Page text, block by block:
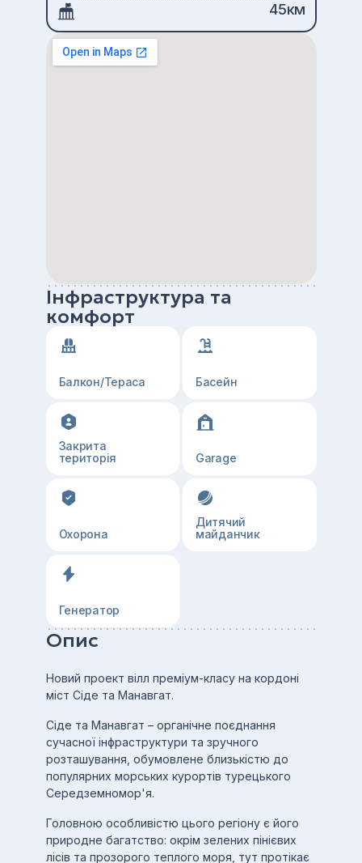
45км
Інфраструктура та
комфорт
Балкон/Тераса Басейн
Закрита
територія
Garage
Охорона
Дитячий
майданчик
Генератор
Опис
Новий проект вілл преміум-класу на кордоні
міст Сіде та Манавгат.
Сіде та Манавгат – органічне поєднання
сучасної інфраструктури та зручного
розташування, обумовлене близькістю до
популярних морських курортів турецького
Середземномор'я.
Головною особливістю цього регіону є його
природне багатство: окрім зелених пінієвих
лісів та прозорого теплого моря, тут протікає